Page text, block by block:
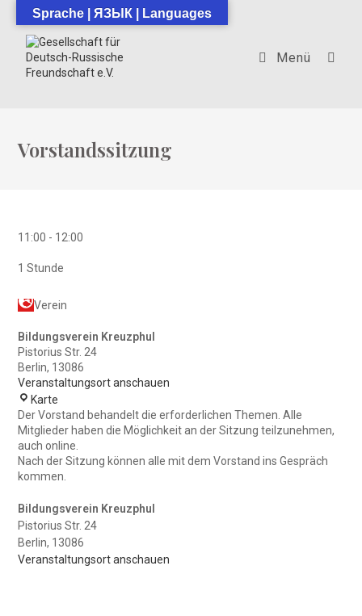
springen
Menü
Vorstandssitzung
11:00 - 12:00
1 Stunde
Verein
Bildungsverein Kreuzphul
Pistorius Str. 24
Berlin, 13086
Veranstaltungsort anschauen
Karte
Kreuzphul
Der Vorstand behandelt die erforderlichen Themen. Alle
Mitglieder haben die Möglichkeit an der Sitzung teilzunehmen,
auch online.
Nach der Sitzung können alle mit dem Vorstand ins Gespräch
kommen.
Bildungsverein Kreuzphul
Pistorius Str. 24
Berlin, 13086
Veranstaltungsort anschauen
Sprache | ЯЗЫК | Languages